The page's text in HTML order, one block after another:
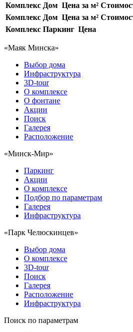
Комплекс Дом Цена за м²
Комплекс Дом Цена за м²
Комплекс Паркинг Цена
«Маяк Минска»
Выбор дома
Инфраструктура
3D-tour
О комплексе
О фонтане
Акции
Поиск
Галерея
Расположение
«Минск-Мир»
Паркинг
Акции
О комплексе
Подбор по параметрам
Галерея
Инфраструктура
«Парк Челюскинцев»
Выбор дома
О комплексе
3D-tour
Поиск
Галерея
Расположение
Инфраструктура
Поиск по параметрам